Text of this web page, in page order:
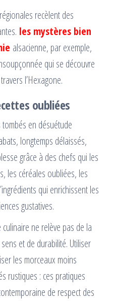
recèlent des
les mystères bien
alsacienne, par exemple,
qui se découvre
l’Hexagone.
oubliées
en désuétude
longtemps délaissés,
grâce à des chefs qui les
les céréales oubliées, les
qui enrichissent les
gustatives.
ne relève pas de la
et de durabilité. Utiliser
les morceaux moins
rustiques : ces pratiques
de respect des